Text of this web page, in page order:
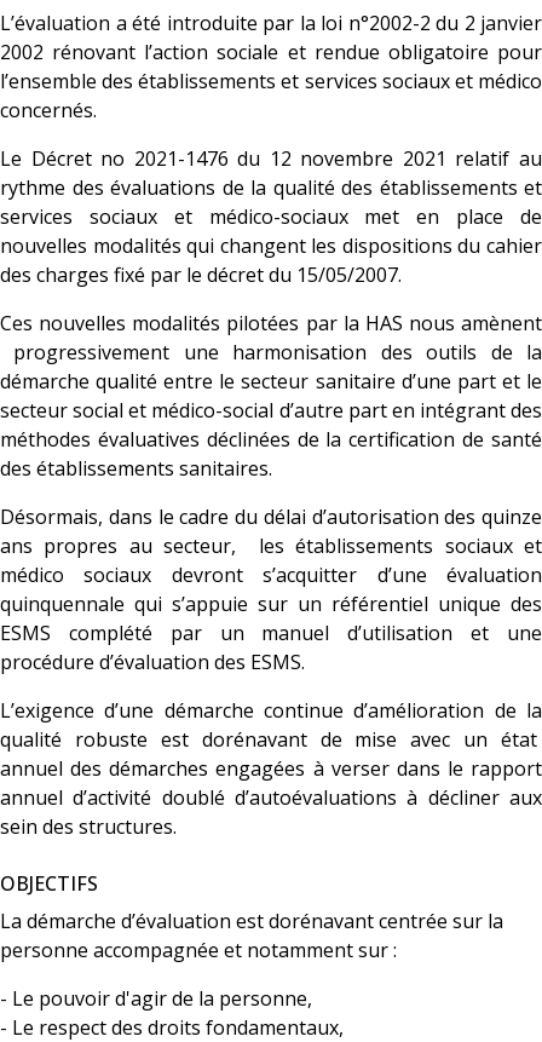
L’évaluation a été introduite par la loi n°2002-2 du 2 janvier
2002 rénovant l’action sociale et rendue obligatoire pour
l’ensemble des établissements et services sociaux et médico
concernés.
Le Décret no 2021-1476 du 12 novembre 2021 relatif au
rythme des évaluations de la qualité des établissements et
services sociaux et médico-sociaux met en place de
nouvelles modalités qui changent les dispositions du cahier
des charges fixé par le décret du 15/05/2007.
Ces nouvelles modalités pilotées par la HAS nous amènent
progressivement une harmonisation des outils de la
démarche qualité entre le secteur sanitaire d’une part et le
secteur social et médico-social d’autre part en intégrant des
méthodes évaluatives déclinées de la certification de santé
des établissements sanitaires.
Désormais, dans le cadre du délai d’autorisation des quinze
ans propres au secteur, les établissements sociaux et
médico sociaux devront s’acquitter d’une évaluation
quinquennale qui s’appuie sur un référentiel unique des
ESMS complété par un manuel d’utilisation et une
procédure d’évaluation des ESMS.
L’exigence d’une démarche continue d’amélioration de la
qualité robuste est dorénavant de mise avec un état
annuel des démarches engagées à verser dans le rapport
annuel d’activité doublé d’autoévaluations à décliner aux
sein des structures.
OBJECTIFS
La démarche d’évaluation est dorénavant centrée sur la
personne accompagnée et notamment sur :
- Le pouvoir d'agir de la personne,
- Le respect des droits fondamentaux,